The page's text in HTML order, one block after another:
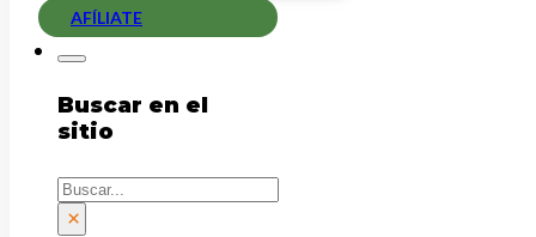
AFÍLIATE
Buscar en el
sitio
Buscar
×